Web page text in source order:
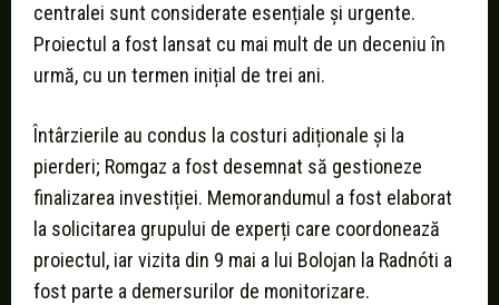
centralei sunt considerate esențiale și urgente.
Proiectul a fost lansat cu mai mult de un deceniu în
urmă, cu un termen inițial de trei ani.
Întârzierile au condus la costuri adiționale și la
pierderi; Romgaz a fost desemnat să gestioneze
finalizarea investiției. Memorandumul a fost elaborat
la solicitarea grupului de experți care coordonează
proiectul, iar vizita din 9 mai a lui Bolojan la Radnóti a
fost parte a demersurilor de monitorizare.